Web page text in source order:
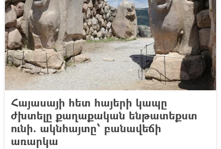
Հայասայի հետ հայերի կապը
ժխտելը քաղաքական ենթատեքստ
ունի. ակնհայտը՝ բանավեճի
առարկա